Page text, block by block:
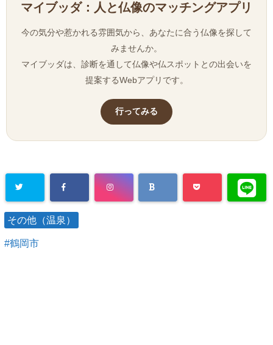
マイブッダ：人と仏像のマッチングアプリ
今の気分や惹かれる雰囲気から、あなたに合う仏像を探して
みませんか。
マイブッダは、診断を通して仏像や仏スポットとの出会いを
提案するWebアプリです。
行ってみる
その他（温泉）
鶴岡市